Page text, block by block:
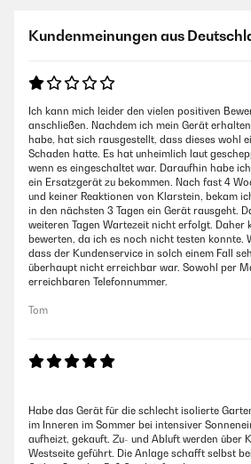
Kundenmeinungen aus
Ich kann mich leider den vielen positiven
anschließen. Nachdem ich mein Gerät
habe, hat sich rausgestellt, dass dieses wohl
Schaden hatte. Es hat unheimlich laut
wenn es eingeschaltet war. Daraufhin habe
ein Ersatzgerät zu bekommen. Nach fast 4
und keiner Reaktionen von Klarstein, bekam
in den nächsten 3 Tagen ein Gerät rausgeht.
weiteren Tagen Wartezeit nicht erfolgt. Daher
bewerten, da ich es noch nicht testen konnte.
dass der Kundenservice in solch einem Fall
überhaupt nicht erreichbar war. Sowohl per
erreichbaren Telefonnummer.
Tom
Habe das Gerät für die schlecht isolierte
im Inneren im Sommer bei intensiver
aufheizt, gekauft. Zu- und Abluft werden über
Westseite geführt. Die Anlage schafft selbst